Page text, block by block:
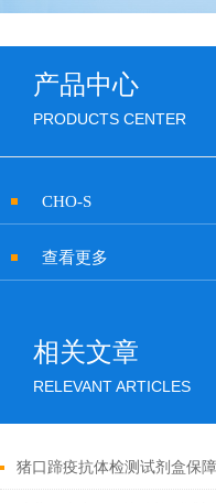
产品中心
PRODUCTS CENTER
CHO-S
查看更多
相关文章
RELEVANT ARTICLES